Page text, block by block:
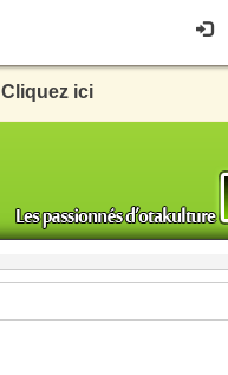
Cliquez ici